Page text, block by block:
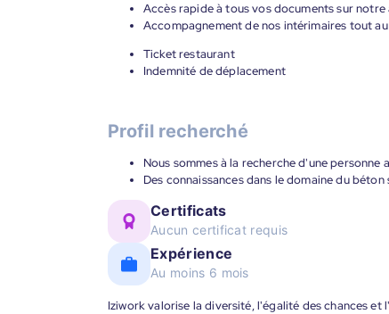
Accès rapide à tous vos documents sur
Accompagnement de nos intérimaires tout
Ticket restaurant
Indemnité de déplacement
Profil recherché
Nous sommes à la recherche d'une
Des connaissances dans le domaine du béton
Certificats
Aucun certificat requis
Expérience
Au moins 6 mois
Iziwork valorise la diversité, l'égalité des chances